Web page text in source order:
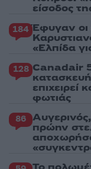
είσοδος
184 Έφυγαν οι
«Ελπίδα
128 Canadair
επιχειρεί
φωτιάς
86
πρώην